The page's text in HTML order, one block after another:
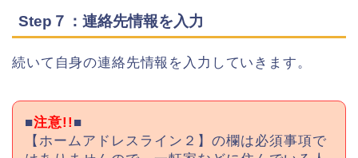
Step７：連絡先情報を入力
続いて自身の連絡先情報を入力していきます。
■注意!! ■
【ホームアドレスライン２】の欄は必須事項で